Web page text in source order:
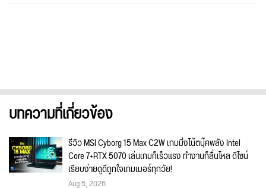
บทความที่เกี่ยวข้อง
รีวิว MSI Cyborg 15 Max C2W เกมมิ่งโน้ตบุ๊คพลัง Intel
Core 7+RTX 5070 เล่นเกมก็เร็วแรง ทำงานก็ลื่นไหล ดีไซน์
เรียบง่ายดูดีถูกใจเกมเมอร์ทุกวัย!
Aug 5, 2026